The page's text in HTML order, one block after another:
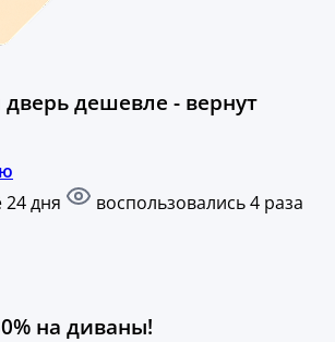
дешевле - вернут
дня
воспользовались 4 раза
на диваны!